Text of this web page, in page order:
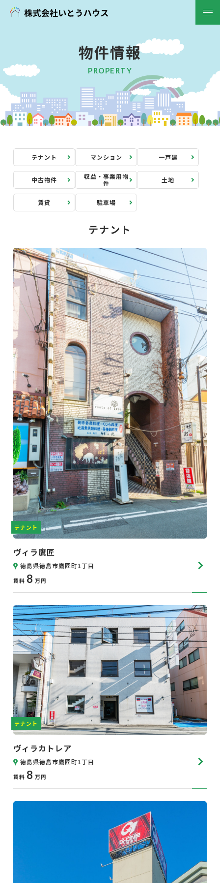
初めての方へ
お知らせ
会社概要
物件情報
中古 土地
収益物件 賃貸
一戸建 マンション
駐車場
お客様の声
お問い合わせ
物件情報
PROPERTY
テナント マンション 一戸建
中古物件
収益・事業用物
件
土地
賃貸 駐車場
テナント
テナント
ヴィラ鷹匠
徳島県徳島市鷹匠町1丁目
賃料 8 万円
テナント
ヴィラカトレア
徳島県徳島市鷹匠町1丁目
賃料 8 万円